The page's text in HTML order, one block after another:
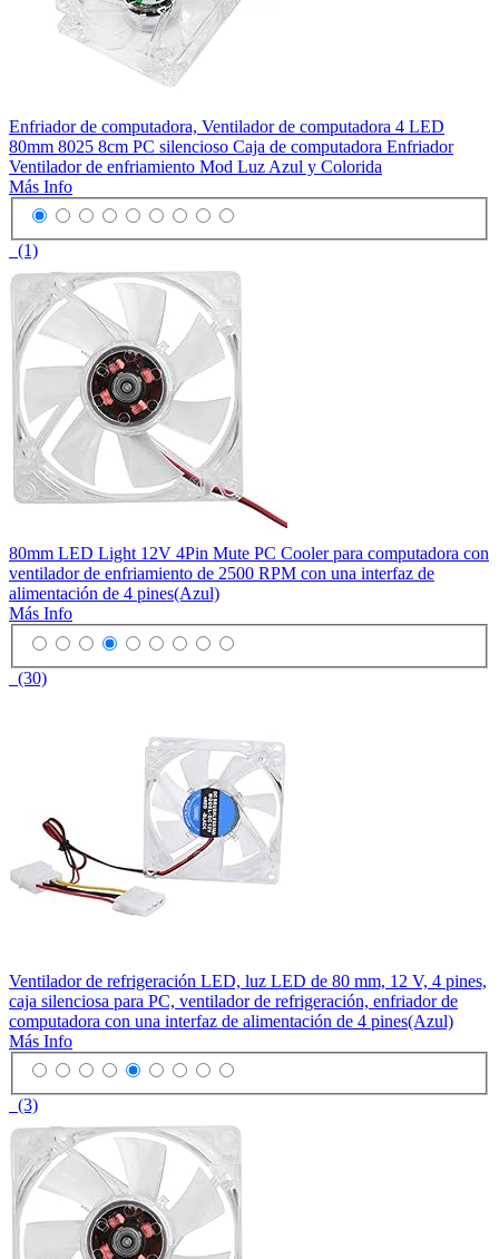
Enfriador de computadora, Ventilador de computadora 4 LED
80mm 8025 8cm PC silencioso Caja de computadora Enfriador
Ventilador de enfriamiento Mod Luz Azul y Colorida
Más Info
(1)
80mm LED Light 12V 4Pin Mute PC Cooler para computadora con
ventilador de enfriamiento de 2500 RPM con una interfaz de
alimentación de 4 pines(Azul)
Más Info
(30)
Ventilador de refrigeración LED, luz LED de 80 mm, 12 V, 4 pines,
caja silenciosa para PC, ventilador de refrigeración, enfriador de
computadora con una interfaz de alimentación de 4 pines(Azul)
Más Info
(3)